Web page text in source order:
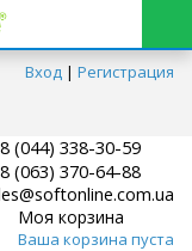
Вход | Регистрация
(044) 338-30-59
(063) 370-64-88
Моя корзина
Ваша корзина пуста